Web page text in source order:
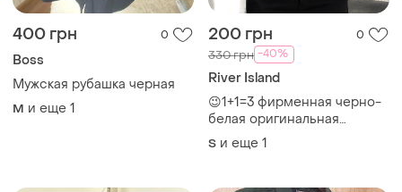
400 грн 0
Boss
Мужская рубашка черная
M и еще 1
200 грн 0
330 грн -40%
River Island
😉1+1=3 фирменная черно-
белая оригинальная
мужская рубашка принт
river island, размер 44 - 46
S и еще 1